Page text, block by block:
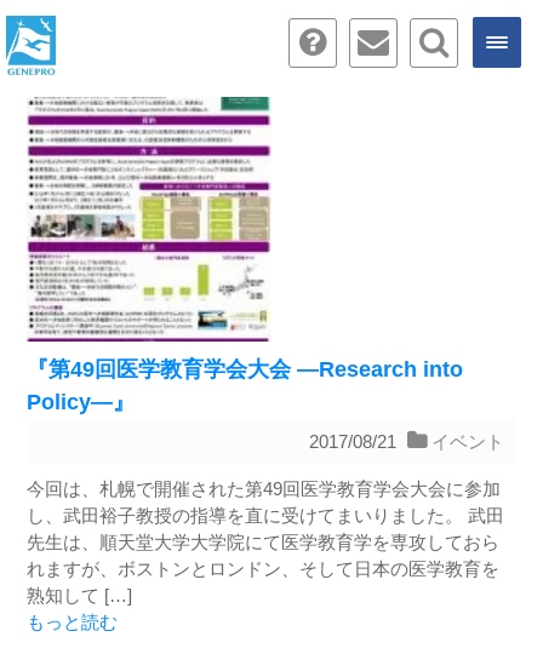
『第49回医学教育学会大会 ―Research into
Policy―』
2017/08/21 イベント
今回は、札幌で開催された第49回医学教育学会大会に参加
し、武田裕子教授の指導を直に受けてまいりました。 武田
先生は、順天堂大学大学院にて医学教育学を専攻しておら
れますが、ボストンとロンドン、そして日本の医学教育を
熟知して […]
もっと読む